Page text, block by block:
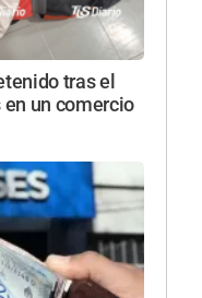
tras el
en un comercio